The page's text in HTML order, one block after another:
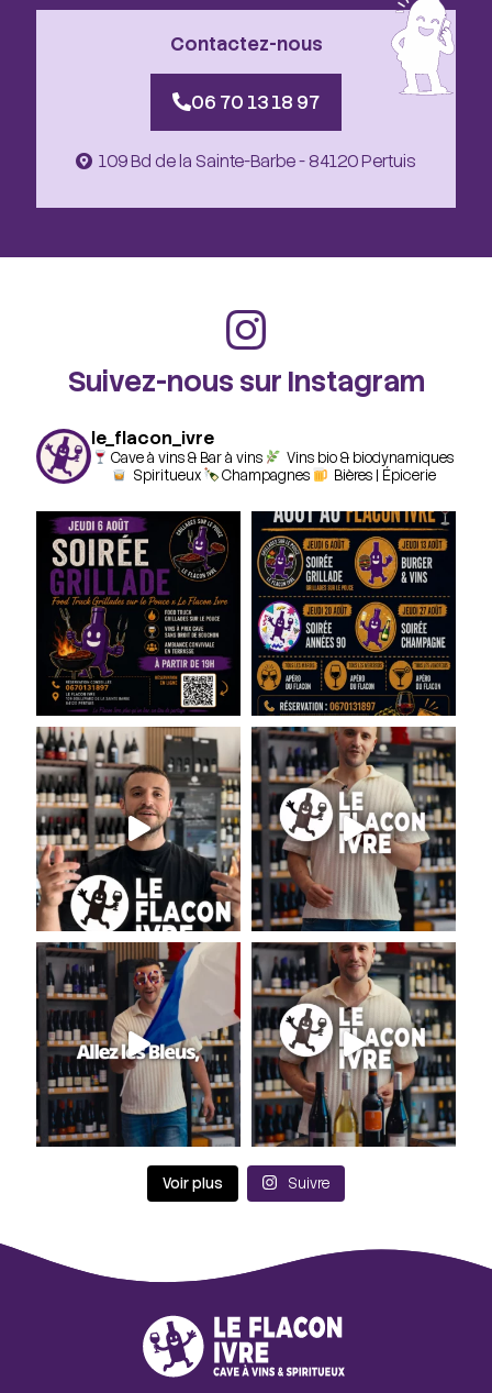
Contactez-nous
06 70 13 18 97
109 Bd de la Sainte-Barbe - 84120 Pertuis
Suivez-nous sur Instagram
le_flacon_ivre
Cave à vins & Bar à vins
Vins bio & biodynamiques
Spiritueux
Champagnes Bières | Épicerie
Voir plus Suivre